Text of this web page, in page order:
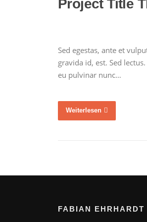
Project Title
Sed egestas, ante et
gravida id, est. Sed
eu pulvinar nunc…
Weiterlesen
FABIAN EHRHARDT